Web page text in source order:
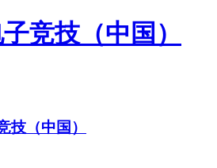
竞技（中国）
（中国）